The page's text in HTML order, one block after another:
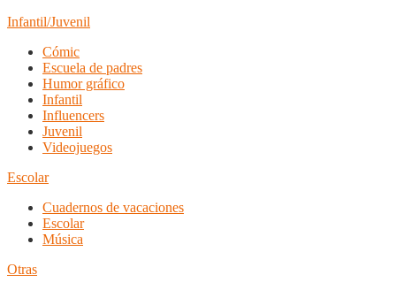
Infantil/Juvenil
Cómic
Escuela de padres
Humor gráfico
Infantil
Influencers
Juvenil
Videojuegos
Escolar
Cuadernos de vacaciones
Escolar
Música
Otras